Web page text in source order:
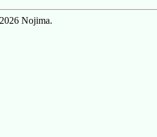
Nojima.